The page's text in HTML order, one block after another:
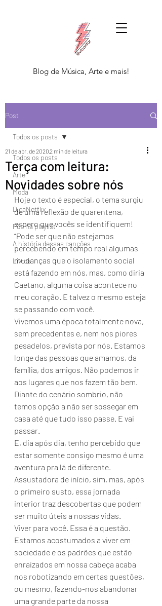
Blog de Música, Arte e mais!
Post
Todos os posts
Arte
Moda
DicaNetflix
Põe na playlist
A história dessas canções
Livros
Todos os posts
Terça com leitura:
Novidades sobre nós
21 de abr. de 20202 min de leitura
Hoje o texto é especial, o tema surgiu
de uma reflexão de quarentena,
espero que vocês se identifiquem!
“Pode ser que não estejamos
percebendo em tempo real algumas
mudanças que o isolamento social
está fazendo em nós, mas, como diria
Caetano, alguma coisa acontece no
meu coração. E talvez o mesmo esteja
se passando com você.
Vivemos uma época totalmente nova,
sem precedentes e, nem nos piores
pesadelos, prevista por nós. Estamos
longe das pessoas que amamos, da
família, dos amigos. Não podemos ir
aos lugares que nos fazem tão bem.
Diante do cenário sombrio, não
temos opção a não ser sossegar em
casa até que tudo isso passe. E vai
passar.
E, dia após dia, tenho percebido que
estar somente consigo mesmo é uma
aventura pra lá de diferente.
Assustadora de início, sim, mas, após
o primeiro susto, essa jornada
interior traz descobertas que podem
ser muito úteis a nossas vidas.
Viver para você. Essa é a questão.
Estamos acostumados a viver em
sociedade e os padrões que estão
enraizados em nossa cabeça acaba
nos robotizando em certas questões,
ou mesmo, fazendo-nos abandonar
uma grande parte da nossa